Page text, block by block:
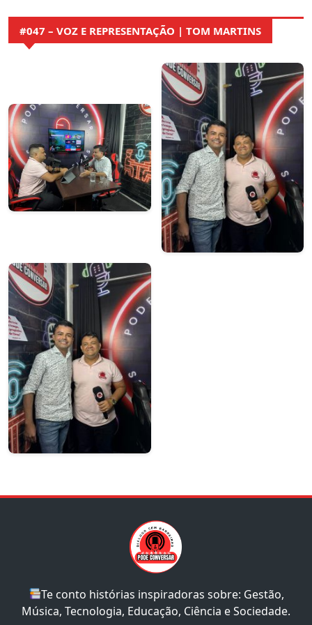
#047 – VOZ E REPRESENTAÇÃO | TOM MARTINS
Te conto histórias inspiradoras sobre: Gestão,
Música, Tecnologia, Educação, Ciência e Sociedade.